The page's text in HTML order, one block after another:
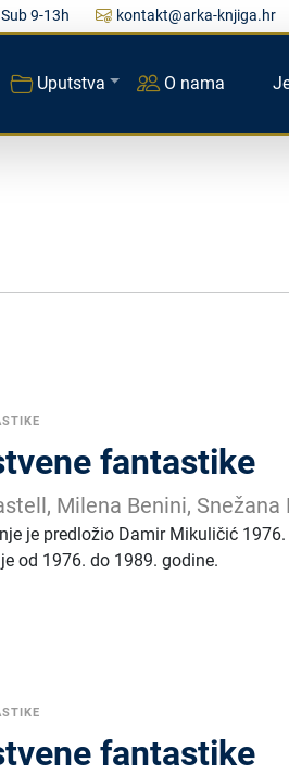
9-13h kontakt@arka-knjiga.hr
Uputstva O nama
fantastike
Milena Benini, Snežana
je predložio Damir Mikuličić
od 1976. do 1989. godine.
fantastike